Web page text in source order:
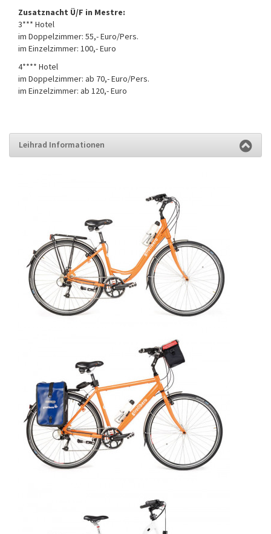
Zusatznacht Ü/F in Mestre:
3*** Hotel
im Doppelzimmer: 55,- Euro/Pers.
im Einzelzimmer: 100,- Euro
4**** Hotel
im Doppelzimmer: ab 70,- Euro/Pers.
im Einzelzimmer: ab 120,- Euro
Leihrad Informationen